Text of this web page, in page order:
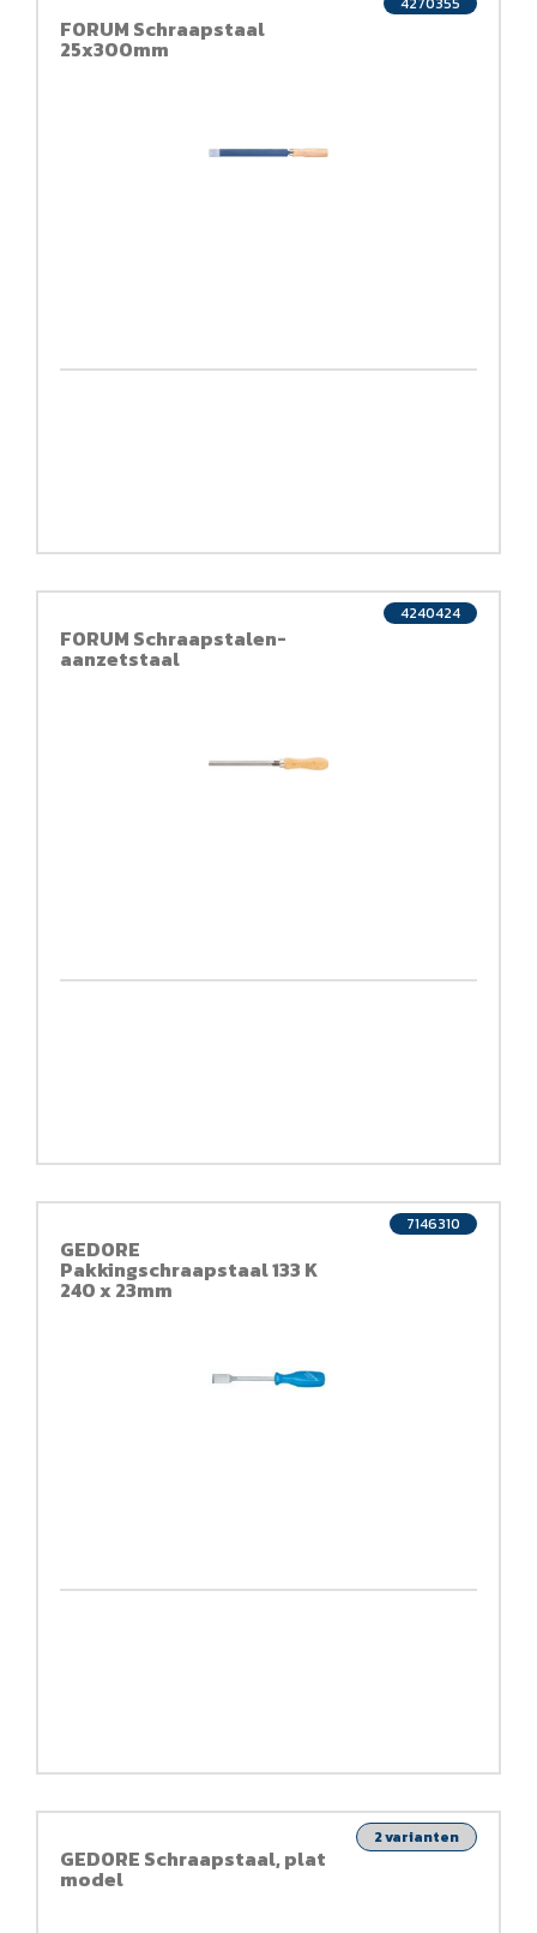
FORUM Schraapstaal
25x300mm
FORUM Schraapstalen-
aanzetstaal
4240424
GEDORE
Pakkingschraapstaal 133 K
240 x 23mm
7146310
GEDORE Schraapstaal, plat
model
2 varianten